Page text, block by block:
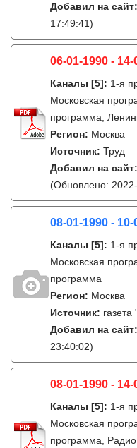
Добавил на сайт:
17:49:41)
06-01-1990 - 14-
Каналы [5]: 1-я
Московская
программа,
Регион: Москва
Источник: Труд
Добавил на сайт:
(Обновлено:
08-01-1990 - 10-
Каналы [5]: 1-я
Московская
программа
Регион: Москва
Источник:
Добавил на сайт:
23:40:02)
08-01-1990 - 14-
Каналы [5]: 1-я
Московская
программа, Радио